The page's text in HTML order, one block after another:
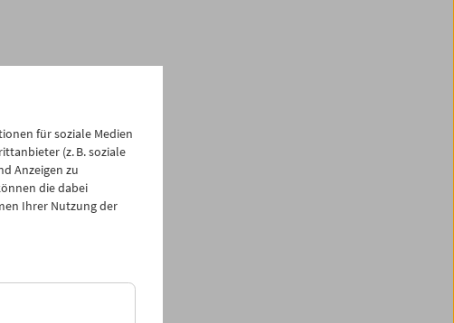
zwischen 1940 und 1965
für soziale Medien
(z. B. soziale
Anzeigen zu
die dabei
Ihrer Nutzung der